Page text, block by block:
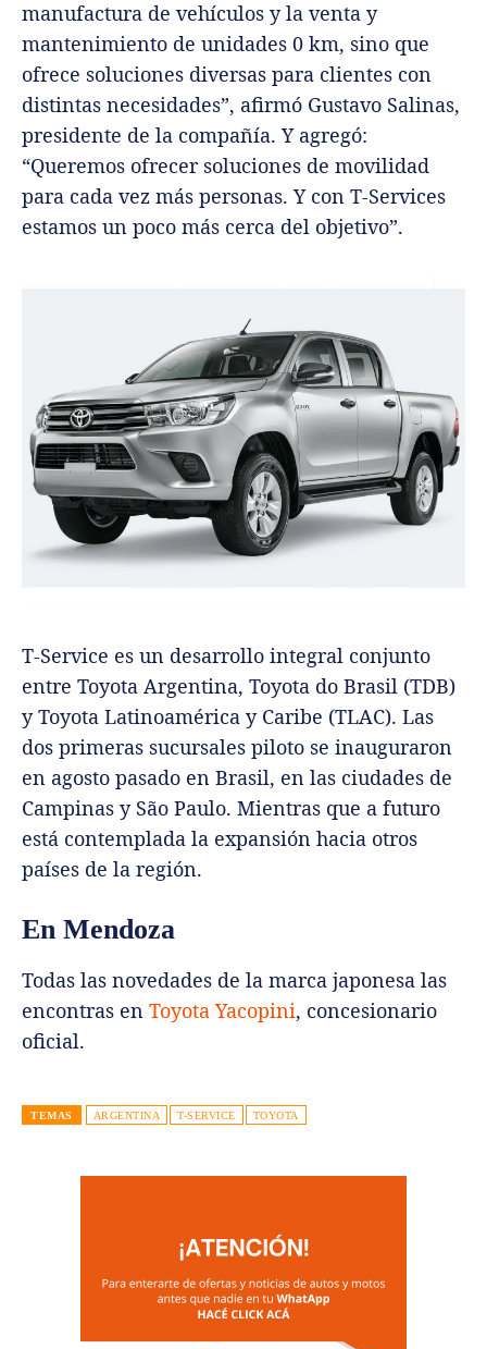
manufactura de vehículos y la venta y
mantenimiento de unidades 0 km, sino que
ofrece soluciones diversas para clientes con
distintas necesidades”, afirmó Gustavo Salinas,
presidente de la compañía. Y agregó:
“Queremos ofrecer soluciones de movilidad
para cada vez más personas. Y con T-Services
estamos un poco más cerca del objetivo”.
T-Service es un desarrollo integral conjunto
entre Toyota Argentina, Toyota do Brasil (TDB)
y Toyota Latinoamérica y Caribe (TLAC). Las
dos primeras sucursales piloto se inauguraron
en agosto pasado en Brasil, en las ciudades de
Campinas y São Paulo. Mientras que a futuro
está contemplada la expansión hacia otros
países de la región.
En Mendoza
Todas las novedades de la marca japonesa las
encontras en Toyota Yacopini, concesionario
oficial.
TEMAS ARGENTINA T-SERVICE TOYOTA